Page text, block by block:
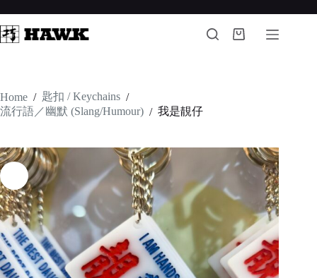
to
content
Shopping
Home / 匙扣 / Keychains /
流行語／幽默 (Slang/Humour) / 我是靚仔